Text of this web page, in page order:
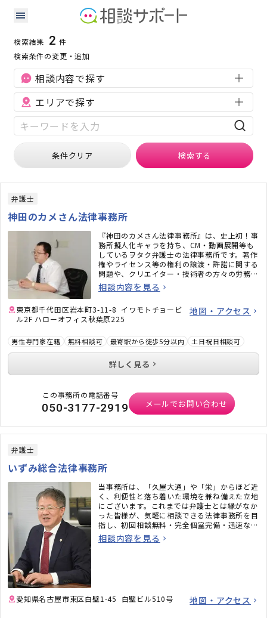
奈良県の知的財産に強い専門家の検索結果
知的財産
検索結果 2 件
検索条件の変更・追加
相談内容で探す
エリアで探す
条件クリア 検索する
弁護士
神田のカメさん法律事務所
『神田のカメさん法律事務所』は、史上初！事
務所擬人化キャラを持ち、CM・動画展開等も
しているヲタク弁護士の法律事務所です。著作
権やライセンス等の権利の譲渡・許諾に関する
問題や、クリエイター・技術者の方々の労務問
題にも力を入れています。また、相続問題、遺
言書作成、戦略的離婚サービスなどもご好評い
相談内容を見る
東京都千代田区岩本町3-11-8 イワモトチョービ
ル2F ハローオフィス秋葉原225
地図・アクセス
男性専門家在籍 無料相談可 最寄駅から徒歩5分以内 土日祝日相談可
詳しく見る
この事務所の電話番号
050-3177-2919 メールでお問い合わせ
弁護士
いずみ総合法律事務所
当事務所は、「久屋大通」や「栄」からほど近
く、利便性と落ち着いた環境を兼ね備えた立地
にございます。これまでは弁護士とは縁がなか
った皆様が、気軽に相談できる法律事務所を目
指し、初回相談無料・完全個室完備・迅速なメ
ール対応など、相談しやすい環境も整えていま
す。「弁護士に相談するべきかわからない」と
相談内容を見る
愛知県名古屋市東区白壁1-45 白壁ビル510号 地図・アクセス